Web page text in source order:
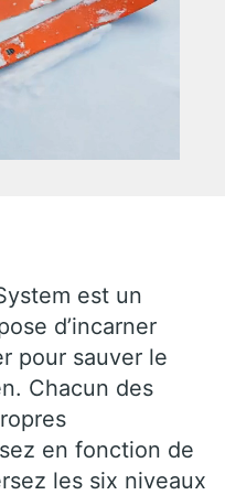
est un
d’incarner
pour sauver le
Chacun des
en fonction de
les six niveaux